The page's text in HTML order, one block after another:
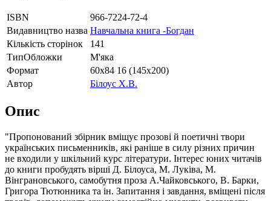
ISBN
966-7224-72-4
Видавництво назва Навчальна книга -Богдан
Кількість сторінок
141
ТипОбложки
М'яка
Формат
60х84 16 (145х200)
Автор
Білоус Х.В.
Опис
"Пропонований збірник вміщує прозові й поетичні твори
українських письменників, які раніше в силу різних причин
не входили у шкільний курс літератури. Інтерес юних читачів
до книги пробудять вірші Д. Білоуса, М. Луківа, М.
Вінграновського, самобутня проза А.Чайковського, В. Барки,
Григора Тютюнника та ін. Запитання і завдання, вміщені після